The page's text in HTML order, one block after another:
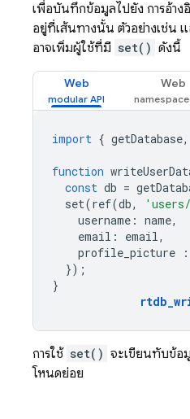
เพื่อบันทึกข้อมูลไปยัง การอ้า
อยู่ที่เส้นทางนั้น ตัวอย่างเช่น
อาจเพิ่มผู้ใช้ที่มี set() ดังนี้
Web Web
import { getDatabase,
function
const db =
set(ref(db,
username : name,
email : email,
profile_picture
:
});
}
การใช้ set() จะเขียนทับข้อ
โหนดย่อย